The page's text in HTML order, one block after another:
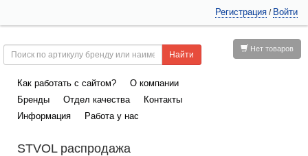
Регистрация / Войти
Нет товаров
Как работать с сайтом?
О компании
Бренды
Отдел качества
Контакты
Информация
Работа у нас
STVOL распродажа